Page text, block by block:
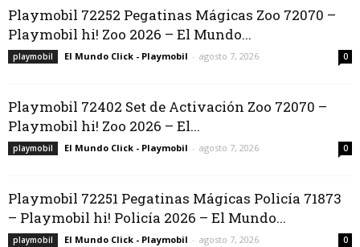
Playmobil 72252 Pegatinas Mágicas Zoo 72070 –
Playmobil hi! Zoo 2026 – El Mundo...
playmobil El Mundo Click - Playmobil - agosto 7, 2026 0
Playmobil 72402 Set de Activación Zoo 72070 –
Playmobil hi! Zoo 2026 – El...
playmobil El Mundo Click - Playmobil - agosto 7, 2026 0
Playmobil 72251 Pegatinas Mágicas Policía 71873
– Playmobil hi! Policía 2026 – El Mundo...
playmobil El Mundo Click - Playmobil - agosto 7, 2026 0